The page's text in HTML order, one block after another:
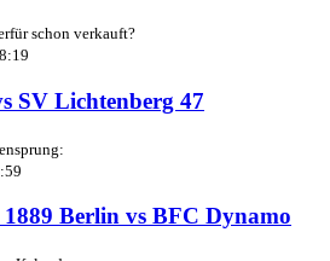
schon verkauft?
SV Lichtenberg 47
Berlin vs BFC Dynamo